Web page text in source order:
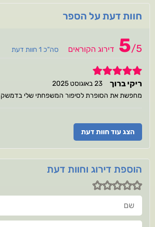
חוות דעת על הספר
5/5 דירוג הקוראים סה"כ 1 חוות דעת
5
ריקי ברוך
23 באוגוסט 2025
מחפשת את הסופרת לסיפור המשפחתי שלי בדמשק
הצג עוד חוות דעת
הוספת דירוג וחוות דעת
שם
חוות דעתך